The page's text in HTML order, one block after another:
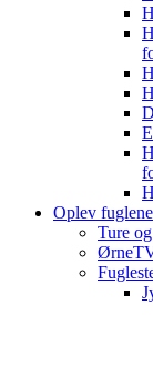
Oplev fuglene
Ture